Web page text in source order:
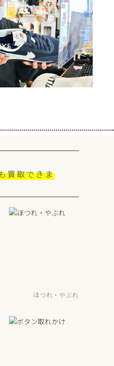
買取できま
ほつれ・やぶれ